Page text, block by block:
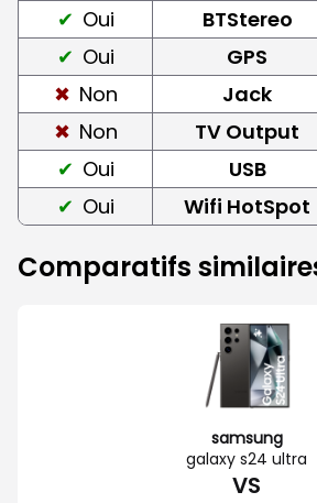
Oui
BTStereo
Oui
GPS
Non
Jack
Non
TV Output
Oui
USB
Oui
Wifi HotSpot
Comparatifs
samsung
galaxy s24 ultra
VS